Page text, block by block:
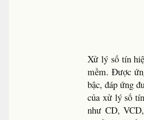
Xử lý số tín
mềm. Được
bậc, đáp ứng
của xử lý số
như CD,